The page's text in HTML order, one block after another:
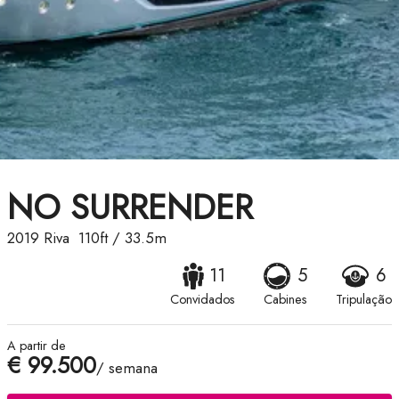
NO SURRENDER
2019 Riva 110ft/ 33.5m
11
Convidados
5
Cabines
6
Tripulação
A partir de
€ 99.500/ semana